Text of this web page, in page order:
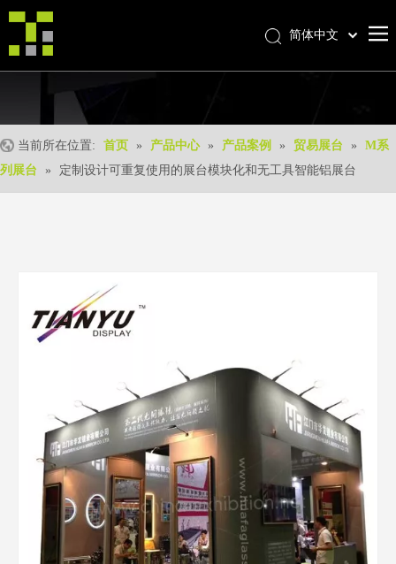
产品中心
联系我们
简体中文
日本語
Pусский
Nederlands
当前所在位置: 首页 » 产品中心 » 产品案例 » 贸易展台 »
M系
列展台
» 定制设计可重复使用的展台模块化和无工具智能铝展台